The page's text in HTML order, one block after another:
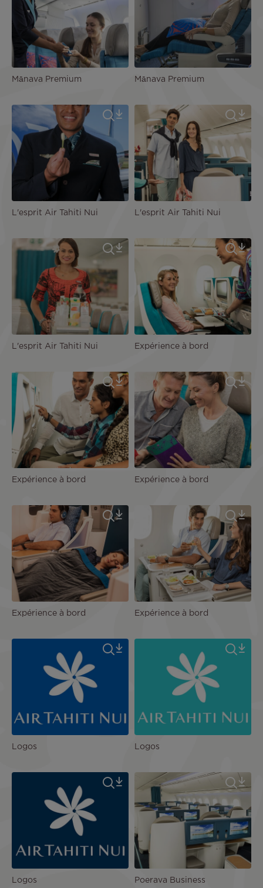
Mānava Premium Mānava Premium
L'esprit Air Tahiti Nui L'esprit Air Tahiti Nui
L'esprit Air Tahiti Nui Expérience à bord
Expérience à bord Expérience à bord
Expérience à bord Expérience à bord
Logos Logos
Logos Poerava Business